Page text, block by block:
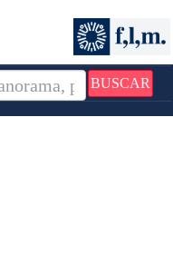
BUSCAR